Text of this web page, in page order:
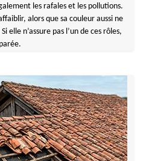
les rafales et les pollutions.
alors que sa couleur aussi ne
elle n’assure pas l’un de ces rôles,